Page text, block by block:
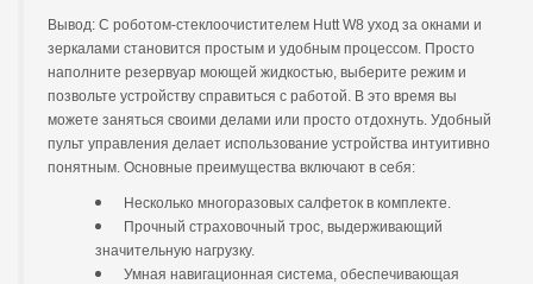
Вывод: С роботом-стеклоочистителем Hutt W8 уход за окнами и
зеркалами становится простым и удобным процессом. Просто
наполните резервуар моющей жидкостью, выберите режим и
позвольте устройству справиться с работой. В это время вы
можете заняться своими делами или просто отдохнуть. Удобный
пульт управления делает использование устройства интуитивно
понятным. Основные преимущества включают в себя:
Несколько многоразовых салфеток в комплекте.
Прочный страховочный трос, выдерживающий
значительную нагрузку.
Умная навигационная система, обеспечивающая